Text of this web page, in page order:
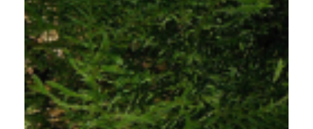
Mannetjesvaren
Dryopteris filix-mas 'Linearis Polydactyla'